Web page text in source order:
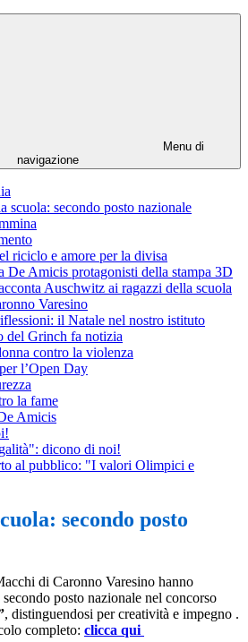
Menu di
navigazione
scuola: secondo posto nazionale
riciclo e amore per la divisa
De Amicis protagonisti della stampa 3D
Auschwitz ai ragazzi della scuola
Varesino
il Natale nel nostro istituto
del Grinch fa notizia
contro la violenza
l’Open Day
la fame
Amicis
dicono di noi!
al pubblico: "I valori Olimpici e
secondo posto
di Caronno Varesino hanno
posto nazionale nel concorso
, distinguendosi per creatività e impegno .
completo: clicca qui